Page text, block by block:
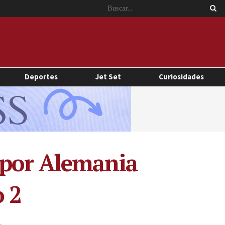
Deportes Jet Set Curiosidades
Alemania
2